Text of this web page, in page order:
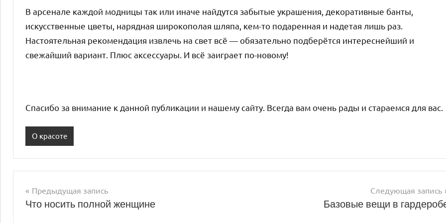
В арсенале каждой модницы так или иначе найдутся забытые украшения, декоративные банты,
искусственные цветы, нарядная широкополая шляпа, кем-то подаренная и надетая лишь раз.
Настоятельная рекомендация извлечь на свет всё — обязательно подберётся интереснейший и
свежайший вариант. Плюс аксессуары. И всё заиграет по-новому!
Спасибо за внимание к данной публикации и нашему сайту. Всегда вам очень рады и стараемся для вас.
О красоте
Навигация
Предыдущая запись
Что носить полной женщине
Следующая запись
Базовые вещи в